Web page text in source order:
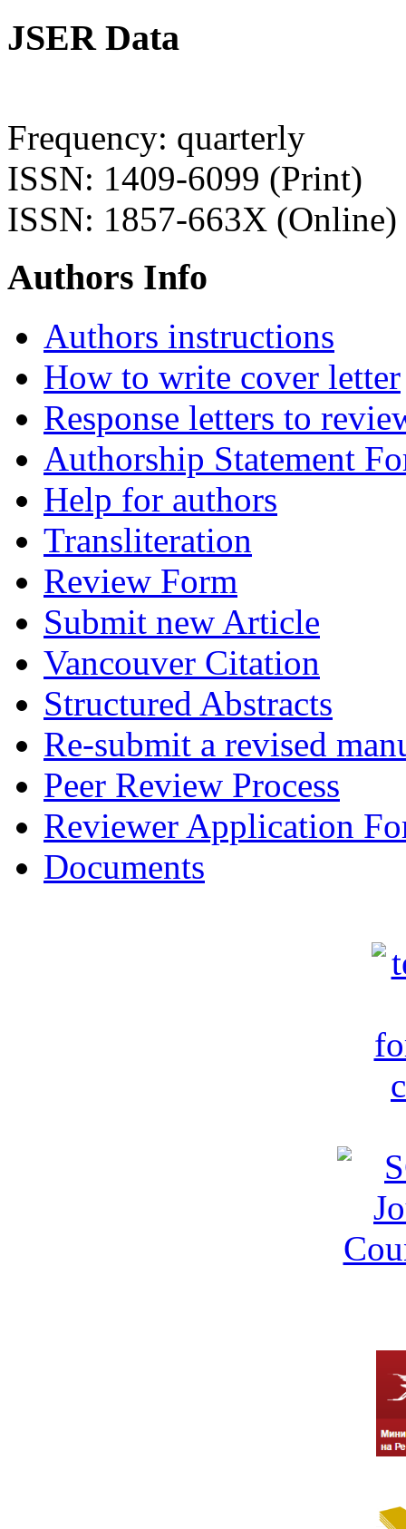
JSER Data
Frequency: quarterly
ISSN: 1409-6099 (Print)
ISSN: 1857-663X (Online)
Authors Info
Authors instructions
How to write cover letter
Response letters to
Authorship Statement
Help for authors
Transliteration
Review Form
Submit new Article
Vancouver Citation
Structured Abstracts
Re-submit a revised
Peer Review Process
Reviewer Application
Documents